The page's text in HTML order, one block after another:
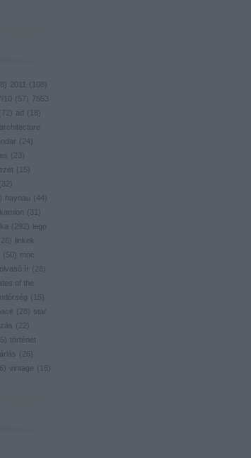
) 2011 ( 108 )
10 ( 57) 7553
72) ad ( 18 )
architecture
( 24)
( 23)
( 15)
32)
) haynau ( 44)
kamion ( 31
)
( 292)
lego
26 )
linkek
( 50) moc
olvasó ír ( 28 )
of the
( 15)
( 28 ) star
( 22)
15) történet
( 26 )
) vintage ( 16 )